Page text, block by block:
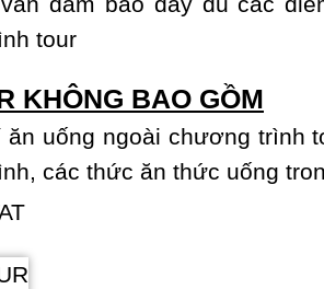
tour
KHÔNG BAO GỒM
ăn uống ngoài chương trình
các thức ăn thức uống